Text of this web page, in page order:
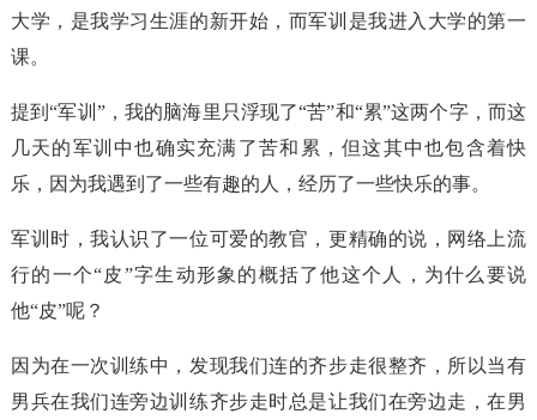
大学，是我学习生涯的新开始，而军训是我进入大学的第一
课。
提到“军训”，我的脑海里只浮现了“苦”和“累”这两个字，而这
几天的军训中也确实充满了苦和累，但这其中也包含着快
乐，因为我遇到了一些有趣的人，经历了一些快乐的事。
军训时，我认识了一位可爱的教官，更精确的说，网络上流
行的一个“皮”字生动形象的概括了他这个人，为什么要说
他“皮”呢？
因为在一次训练中，发现我们连的齐步走很整齐，所以当有
男兵在我们连旁边训练齐步走时总是让我们在旁边走，在男